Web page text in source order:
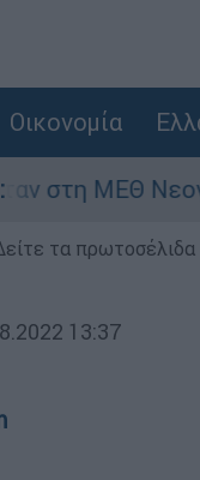
Οικονομία
ΜΕΘ Νεογνών
τα
13:37